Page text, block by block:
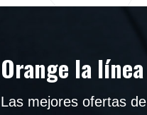
Orange la línea
Las mejores ofertas